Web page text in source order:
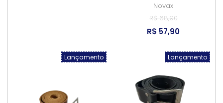
Novax
R$ 68,90
R$ 57,90
Lançamento Lançamento